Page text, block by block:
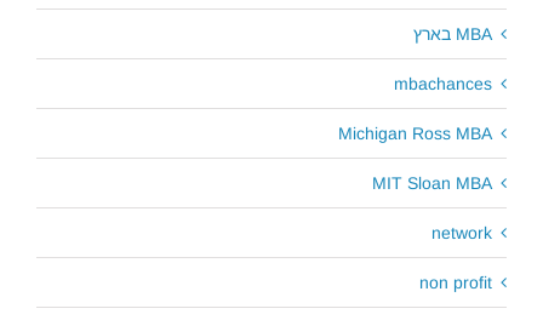
MBA בארץ
mbachances
Michigan Ross MBA
MIT Sloan MBA
network
non profit